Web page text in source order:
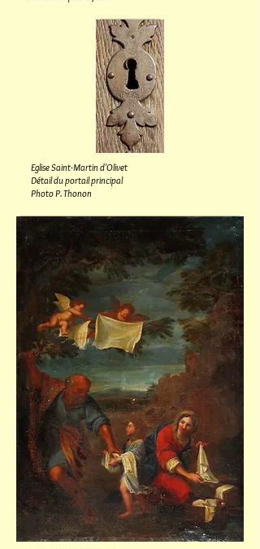
Eglise Saint-Martin d'Olivet
Détail du portail principal
Photo P. Thonon